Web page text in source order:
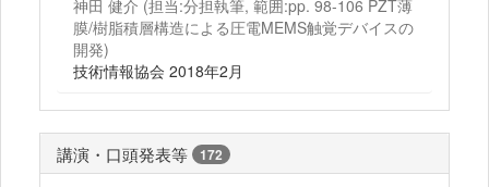
神田 健介 (担当:分担執筆, 範囲:pp. 98-106 PZT薄
膜/樹脂積層構造による圧電MEMS触覚デバイスの
開発)
技術情報協会 2018年2月
講演・口頭発表等 172